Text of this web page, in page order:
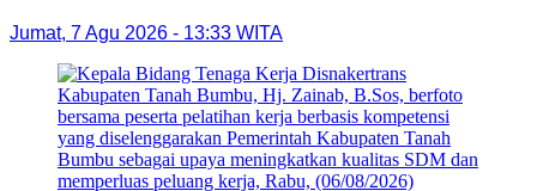
Jumat, 7 Agu 2026 - 13:33 WITA